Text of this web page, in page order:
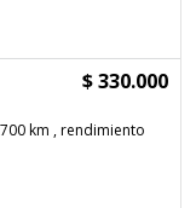
$ 330.000
km , rendimiento